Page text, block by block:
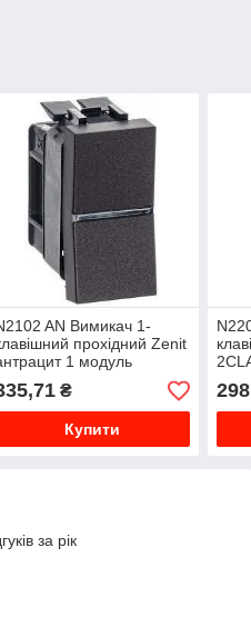
AN Вимикач 1-
прохідний Zenit
1 модуль
₴
Купити
за рік